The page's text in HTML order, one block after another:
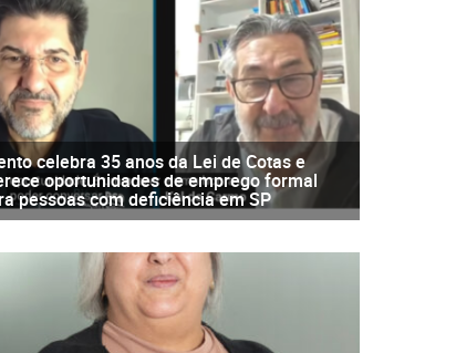
celebra 35 anos da Lei de Cotas e
oportunidades de emprego formal
pessoas com deficiência em SP